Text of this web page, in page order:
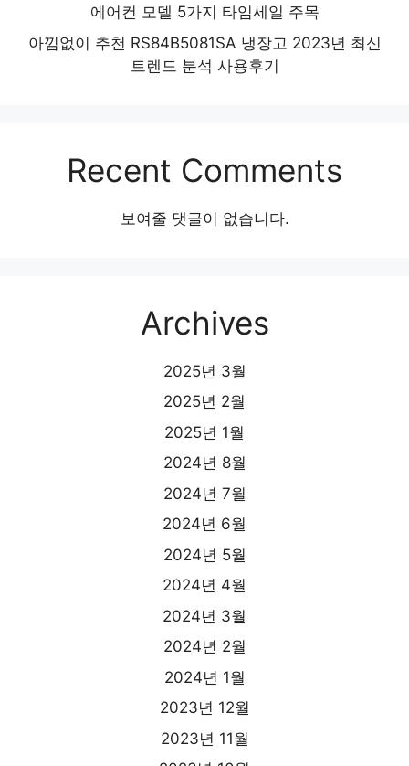
에어컨 모델 5가지 타임세일 주목
아낌없이 추천 RS84B5081SA 냉장고 2023년 최신
트렌드 분석 사용후기
Recent Comments
보여줄 댓글이 없습니다.
Archives
2025년 3월
2025년 2월
2025년 1월
2024년 8월
2024년 7월
2024년 6월
2024년 5월
2024년 4월
2024년 3월
2024년 2월
2024년 1월
2023년 12월
2023년 11월